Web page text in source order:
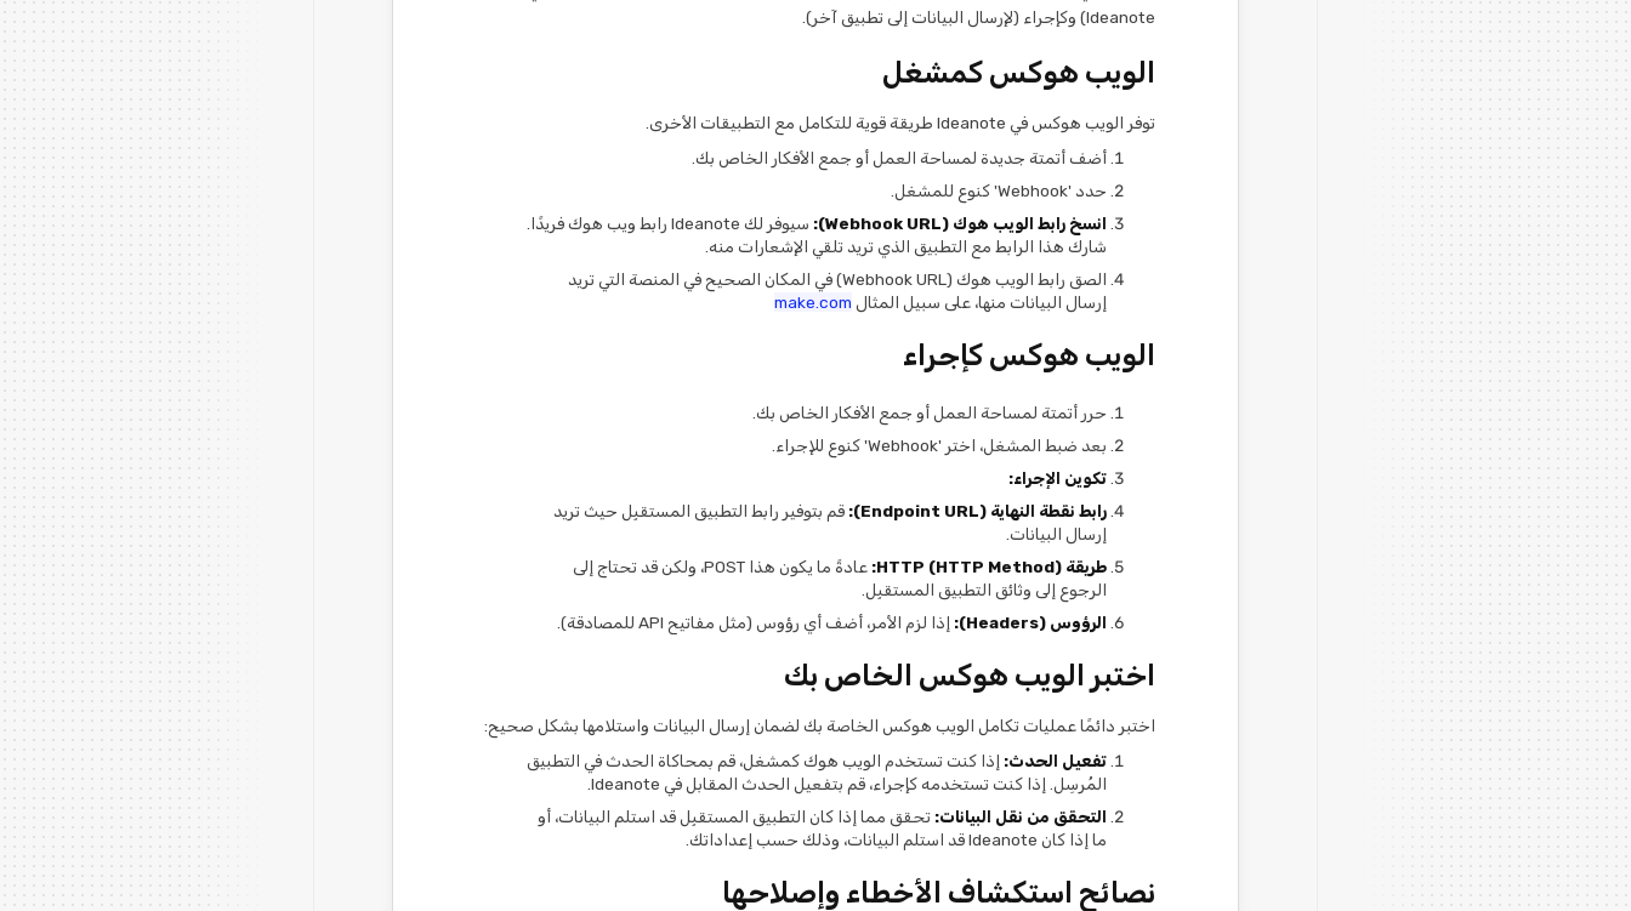
Ideanote) وكإجراء (لإرسال البيانات إلى تطبيق آخر).
الويب هوكس كمشغل
توفر الويب هوكس في Ideanote طريقة قوية للتكامل مع التطبيقات الأخرى.
أضف أتمتة جديدة لمساحة العمل أو جمع الأفكار الخاص بك.
حدد 'Webhook' كنوع للمشغل.
انسخ رابط الويب هوك (Webhook URL):
سيوفر لك Ideanote رابط ويب هوك فريدًا.
شارك هذا الرابط مع التطبيق الذي تريد تلقي الإشعارات منه.
الصق رابط الويب هوك (Webhook URL) في المكان الصحيح في المنصة التي تريد
إرسال البيانات منها، على سبيل المثال make.com
الويب هوكس كإجراء
حرر أتمتة لمساحة العمل أو جمع الأفكار الخاص بك.
بعد ضبط المشغل، اختر 'Webhook' كنوع للإجراء.
تكوين الإجراء:
رابط نقطة النهاية (Endpoint URL):
قم بتوفير رابط التطبيق المستقبِل حيث تريد
إرسال البيانات.
طريقة HTTP (HTTP Method):
عادةً ما يكون هذا POST، ولكن قد تحتاج إلى
الرجوع إلى وثائق التطبيق المستقبِل.
الرؤوس (Headers):
إذا لزم الأمر، أضف أي رؤوس (مثل مفاتيح API للمصادقة).
اختبر الويب هوكس الخاص بك
اختبر دائمًا عمليات تكامل الويب هوكس الخاصة بك لضمان إرسال البيانات واستلامها بشكل صحيح:
تفعيل الحدث: إذا كنت تستخدم الويب هوك كمشغل، قم بمحاكاة الحدث في التطبيق
المُرسِل. إذا كنت تستخدمه كإجراء، قم بتفعيل الحدث المقابل في Ideanote.
التحقق من نقل البيانات: تحقق مما إذا كان التطبيق المستقبِل قد استلم البيانات، أو
ما إذا كان Ideanote قد استلم البيانات، وذلك حسب إعداداتك.
نصائح استكشاف الأخطاء وإصلاحها